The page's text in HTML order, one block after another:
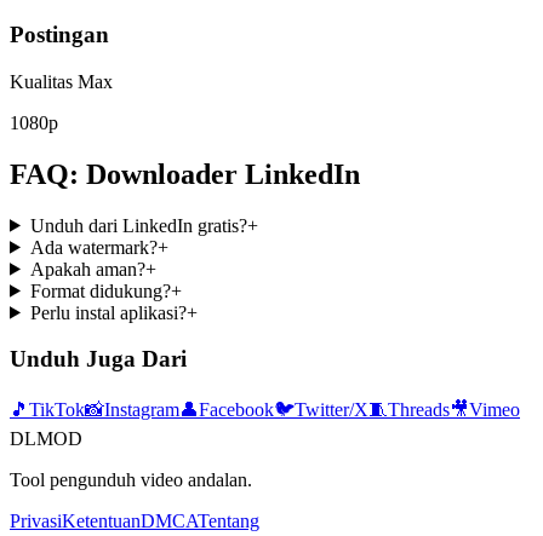
Postingan
Kualitas Max
1080p
FAQ: Downloader LinkedIn
Unduh dari LinkedIn gratis?+
Ada watermark?+
Apakah aman?+
Format didukung?+
Perlu instal aplikasi?+
Unduh Juga Dari
🎵 TikTok📸Instagram👤Facebook🐦Twitter/X🧵Threads🎥Vimeo
DLMOD
Tool pengunduh video andalan.
PrivasiKetentuanDMCATentang